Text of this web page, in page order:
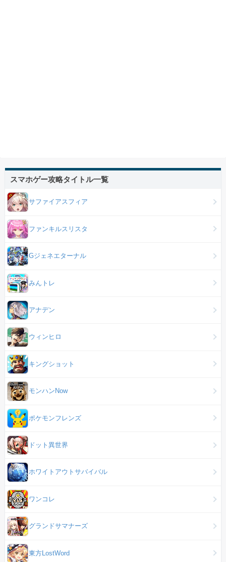
スマホゲー攻略タイトル一覧
サファイアスフィア
ファンキルスリスタ
Gジェネエターナル
みんトレ
アナデン
ウィンヒロ
キングショット
モンハンNow
ポケモンフレンズ
ドット異世界
ホワイトアウトサバイバル
ワンコレ
グランドサマナーズ
東方LostWord